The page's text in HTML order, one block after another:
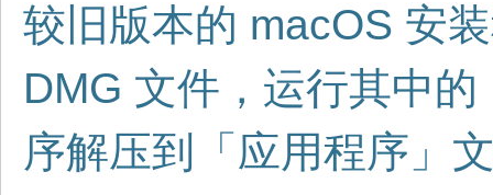
较旧版本的 macOS 安
DMG 文件，运行其中
序解压到「应用程序」